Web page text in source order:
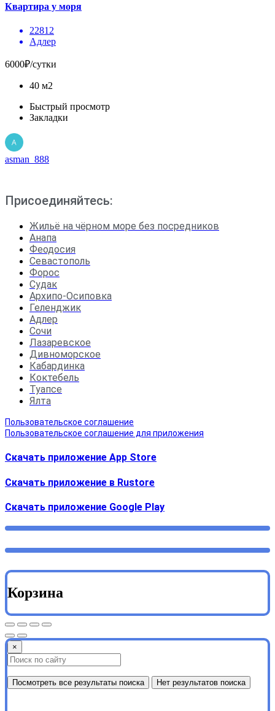
Квартира у моря
22812
Адлер
6000₽/сутки
40 м2
Быстрый просмотр
Закладки
asman_888
Присоединяйтесь:
Жильё на чёрном море без посредников
Анапа
Феодосия
Севастополь
Форос
Судак
Архипо-Осиповка
Геленджик
Адлер
Сочи
Лазаревское
Дивноморское
Кабардинка
Коктебель
Туапсе
Ялта
Пользовательское соглашение
Пользовательское соглашение для приложения
Скачать приложение App Store
Скачать приложение в Rustore
Cкачать приложение Google Play
Корзина
×
Посмотреть все результаты поиска Нет результатов поиска